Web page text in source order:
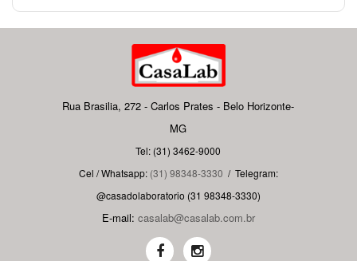
Rua Brasilia, 272 - Carlos Prates - Belo Horizonte-
MG
Tel: (31) 3462-9000
Cel / Whatsapp: (31) 98348-3330 / Telegram:
@casadolaboratorio (31 98348-3330)
E-mail: casalab@casalab.com.br